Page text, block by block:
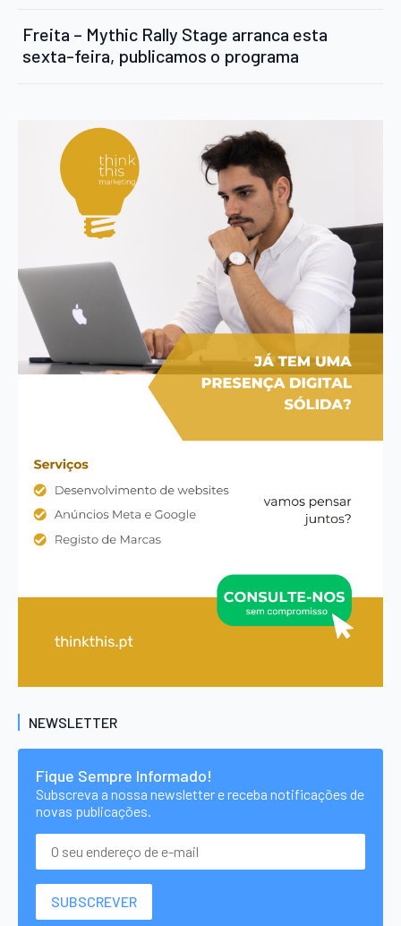
Freita – Mythic Rally Stage arranca esta
sexta-feira, publicamos o programa
NEWSLETTER
Fique Sempre Informado!
Subscreva a nossa newsletter e receba notificações de
novas publicações.